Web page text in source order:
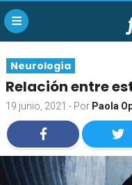
Neurología
Relación entre
19 junio, 2021 - Por Paola